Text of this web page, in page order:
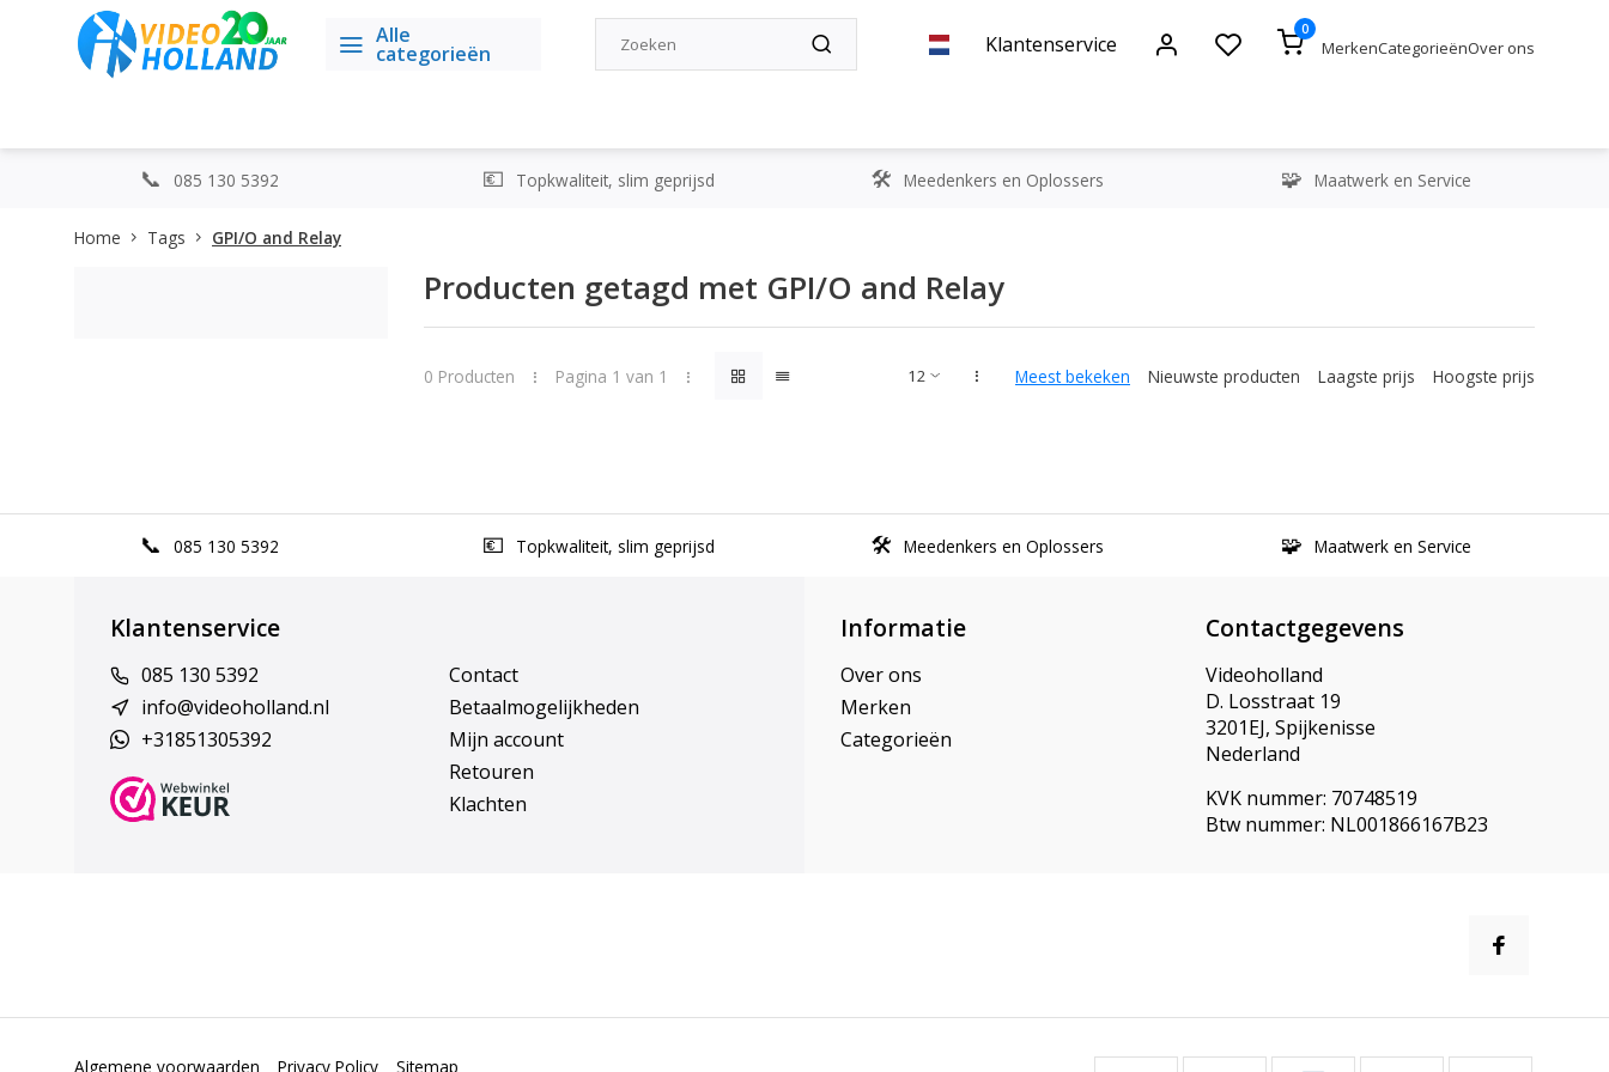
Alle
categorieën Klantenservice
0
MerkenCategorieënOver ons
085 130 5392 Topkwaliteit, slim geprijsd Meedenkers en Oplossers Maatwerk en Service
Home Tags GPI/O and Relay
Producten getagd met GPI/O and Relay
0 Producten Pagina 1 van 1 Meest bekeken Nieuwste producten Laagste prijs Hoogste prijs
085 130 5392 Topkwaliteit, slim geprijsd Meedenkers en Oplossers Maatwerk en Service
Klantenservice
085 130 5392
info@videoholland.nl
+31851305392
Contact
Betaalmogelijkheden
Mijn account
Retouren
Klachten
Informatie
Over ons
Merken
Categorieën
Contactgegevens
Videoholland
D. Losstraat 19
3201EJ, Spijkenisse
Nederland
KVK nummer: 70748519
Btw nummer: NL001866167B23
Algemene voorwaarden Privacy Policy Sitemap